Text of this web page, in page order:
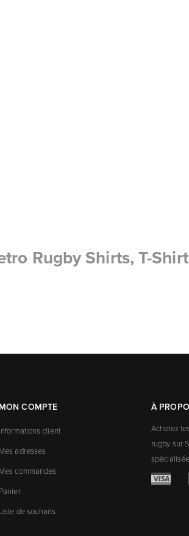
Rugby Shirts, T-
MON COMPTE
Informations client
Mes adresses
Mes commandes
Panier
Liste de souhaits
À
Achetez
rugby sur